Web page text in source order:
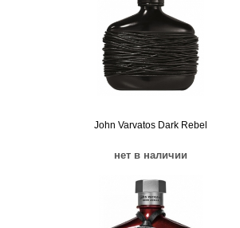
John Varvatos Dark Rebel
нет в наличии